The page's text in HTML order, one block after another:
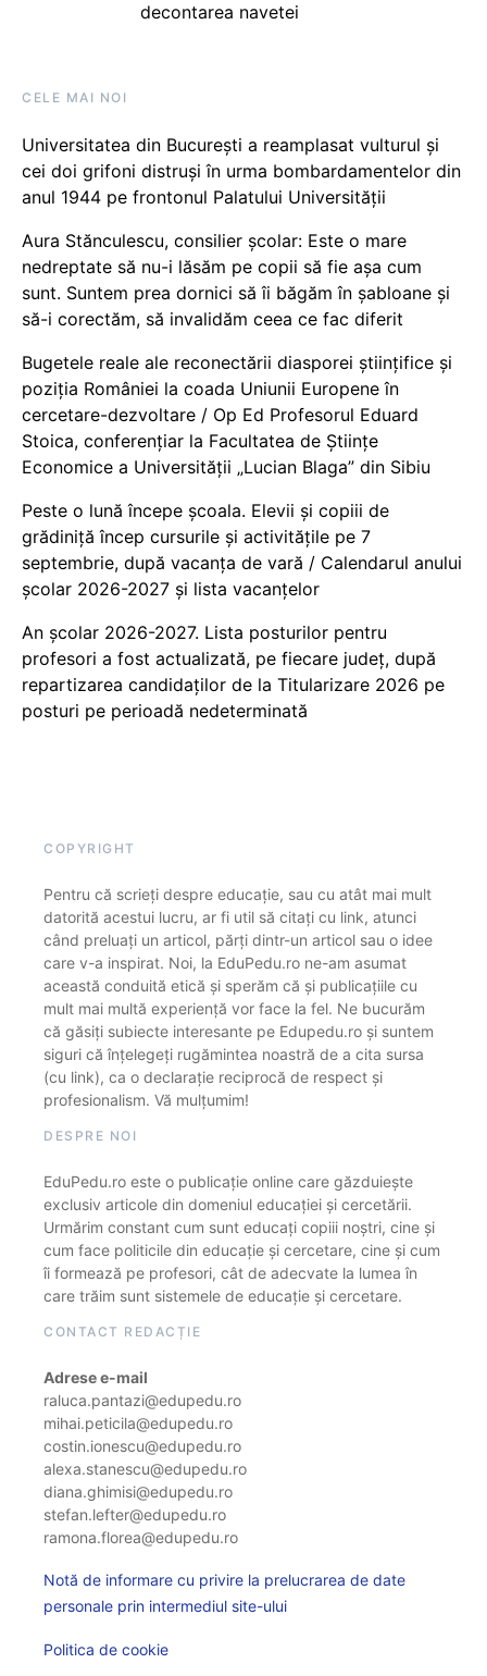
decontarea navetei
CELE MAI NOI
Universitatea din București a reamplasat vulturul și
cei doi grifoni distruși în urma bombardamentelor din
anul 1944 pe frontonul Palatului Universității
Aura Stănculescu, consilier școlar: Este o mare
nedreptate să nu-i lăsăm pe copii să fie așa cum
sunt. Suntem prea dornici să îi băgăm în șabloane și
să-i corectăm, să invalidăm ceea ce fac diferit
Bugetele reale ale reconectării diasporei științifice și
poziția României la coada Uniunii Europene în
cercetare-dezvoltare / Op Ed Profesorul Eduard
Stoica, conferențiar la Facultatea de Științe
Economice a Universității „Lucian Blaga” din Sibiu
Peste o lună începe școala. Elevii și copiii de
grădiniță încep cursurile și activitățile pe 7
septembrie, după vacanța de vară / Calendarul anului
școlar 2026-2027 și lista vacanțelor
An școlar 2026-2027. Lista posturilor pentru
profesori a fost actualizată, pe fiecare județ, după
repartizarea candidaților de la Titularizare 2026 pe
posturi pe perioadă nedeterminată
COPYRIGHT
Pentru că scrieți despre educație, sau cu atât mai mult
datorită acestui lucru, ar fi util să citați cu link, atunci
când preluați un articol, părți dintr-un articol sau o idee
care v-a inspirat. Noi, la EduPedu.ro ne-am asumat
această conduită etică și sperăm că și publicațiile cu
mult mai multă experiență vor face la fel. Ne bucurăm
că găsiți subiecte interesante pe Edupedu.ro și suntem
siguri că înțelegeți rugămintea noastră de a cita sursa
(cu link), ca o declarație reciprocă de respect și
profesionalism. Vă mulțumim!
DESPRE NOI
EduPedu.ro este o publicație online care găzduiește
exclusiv articole din domeniul educației și cercetării.
Urmărim constant cum sunt educați copiii noștri, cine și
cum face politicile din educație și cercetare, cine și cum
îi formează pe profesori, cât de adecvate la lumea în
care trăim sunt sistemele de educație și cercetare.
CONTACT REDACȚIE
Adrese e-mail
raluca.pantazi@edupedu.ro
mihai.peticila@edupedu.ro
costin.ionescu@edupedu.ro
alexa.stanescu@edupedu.ro
diana.ghimisi@edupedu.ro
stefan.lefter@edupedu.ro
ramona.florea@edupedu.ro
Notă de informare cu privire la prelucrarea de date
personale prin intermediul site-ului
Politica de cookie